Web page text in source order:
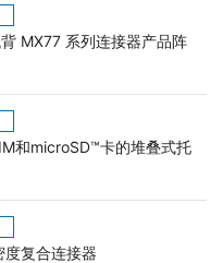
MX77 系列连接器产品阵
和microSD™卡的堆叠式托
复合连接器